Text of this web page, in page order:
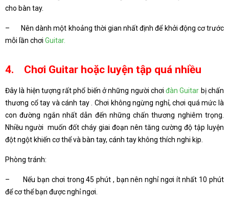
cho bàn tay.
– Nên dành một khoảng thời gian nhất định để khởi động cơ trước
mỗi lần chơi Guitar.
4. Chơi Guitar hoặc luyện tập quá nhiều
Đây là hiện tượng rất phổ biến ở những người chơiđàn Guitar bị chấn
thương cổ tay và cánh tay . Chơi không ngừng nghỉ, chơi quá mức là
con đường ngắn nhất dẫn đến những chấn thương nghiêm trọng.
Nhiều người muốn đốt cháy giai đoạn nên tăng cường độ tập luyện
đột ngột khiến cơ thể và bàn tay, cánh tay không thích nghi kịp.
Phòng tránh:
– Nếu bạn chơi trong 45 phút , bạn nên nghỉ ngơi ít nhất 10 phút
để cơ thể bạn được nghỉ ngơi.